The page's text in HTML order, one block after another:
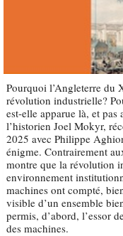
Pourquoi l’Angleterre du
révolution industrielle?
est-elle apparue là, et
l’historien Joel Mokyr,
2025 avec Philippe
énigme. Contrairement
montre que la révolution
environnement
machines ont compté,
visible d’un ensemble
permis, d’abord, l’essor
des machines.